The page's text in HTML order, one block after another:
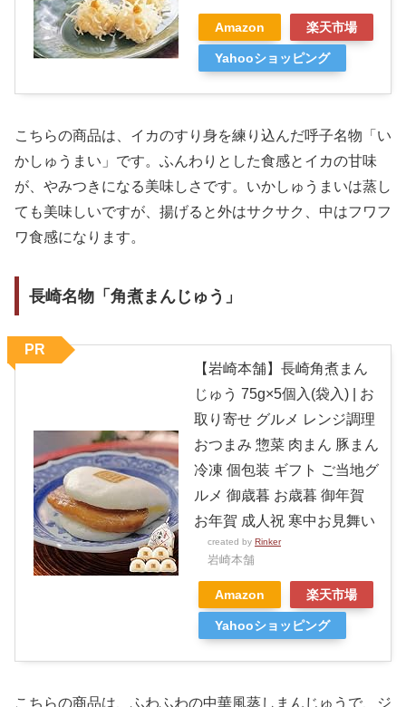
Amazon 楽天市場
Yahooショッピング
こちらの商品は、イカのすり身を練り込んだ呼子名物「い
かしゅうまい」です。ふんわりとした食感とイカの甘味
が、やみつきになる美味しさです。いかしゅうまいは蒸し
ても美味しいですが、揚げると外はサクサク、中はフワフ
ワ食感になります。
長崎名物「角煮まんじゅう」
【岩崎本舗】長崎角煮まん
じゅう 75g×5個入(袋入) | お
取り寄せ グルメ レンジ調理
おつまみ 惣菜 肉まん 豚まん
冷凍 個包装 ギフト ご当地グ
ルメ 御歳暮 お歳暮 御年賀
お年賀 成人祝 寒中お見舞い
created by Rinker
岩崎本舗
Amazon 楽天市場
Yahooショッピング
PR
こちらの商品は、ふわふわの中華風蒸しまんじゅうで、ジ